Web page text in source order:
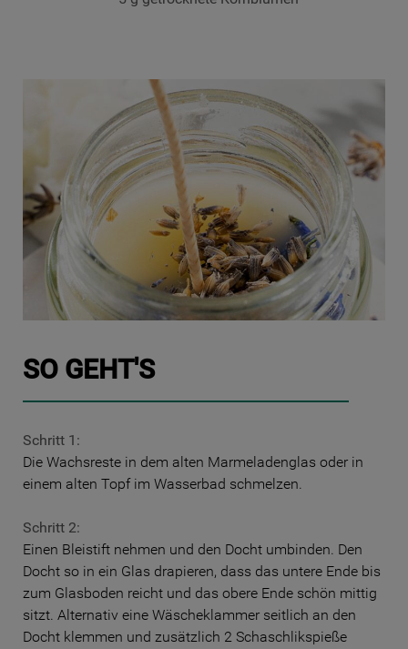
SO GEHT'S
Schritt 1:
Die Wachsreste in dem alten Marmeladenglas oder in
einem alten Topf im Wasserbad schmelzen.
Schritt 2:
Einen Bleistift nehmen und den Docht umbinden. Den
Docht so in ein Glas drapieren, dass das untere Ende bis
zum Glasboden reicht und das obere Ende schön mittig
sitzt. Alternativ eine Wäscheklammer seitlich an den
Docht klemmen und zusätzlich 2 Schaschlikspieße
Informationen" . Wenn Sie auf "Nur
erforderliche Cookies" klicken, werden
lediglich unbedingt erforderliche Cookis
gesetzt. Mehr Informationen
https://www.bauknecht.de/seiten/nutzung-
von-cookies